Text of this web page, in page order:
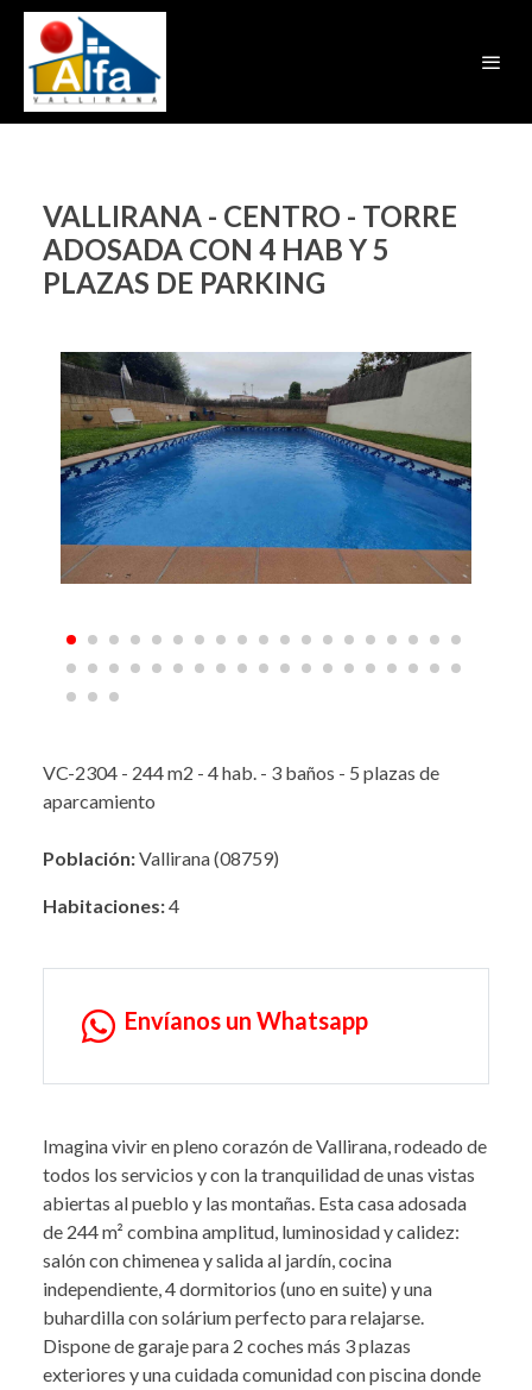
VALLIRANA - CENTRO - TORRE
ADOSADA CON 4 HAB Y 5
PLAZAS DE PARKING
VC-2304 - 244 m2 - 4 hab. - 3 baños - 5 plazas de
aparcamiento
Población:Vallirana (08759)
Habitaciones:4
Envíanos un Whatsapp
Imagina vivir en pleno corazón de Vallirana, rodeado de
todos los servicios y con la tranquilidad de unas vistas
abiertas al pueblo y las montañas. Esta casa adosada
de 244 m² combina amplitud, luminosidad y calidez:
salón con chimenea y salida al jardín, cocina
independiente, 4 dormitorios (uno en suite) y una
buhardilla con solárium perfecto para relajarse.
Dispone de garaje para 2 coches más 3 plazas
exteriores y una cuidada comunidad con piscina donde